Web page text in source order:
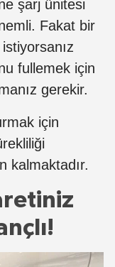
şarj ünitesi
Fakat bir
fullemek için
gerekir.
için
kalmaktadır.